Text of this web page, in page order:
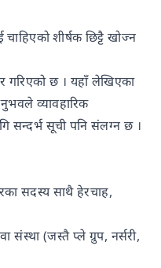
शीर्षक छिट्टै खोज्न
गरिएको छ । यहाँ लेखिएका
व्यावहारिक
सन्दर्भ सूची पनि संलग्न छ ।
सदस्य साथै हेरचाह,
संस्था (जस्तै प्ले ग्रुप, नर्सरी,